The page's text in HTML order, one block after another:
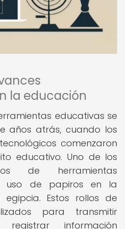
la educación
educativas se
años atrás, cuando los
comenzaron
educativo. Uno de los
de herramientas
uso de papiros en la
egipcia. Estos rollos de
para transmitir
registrar información